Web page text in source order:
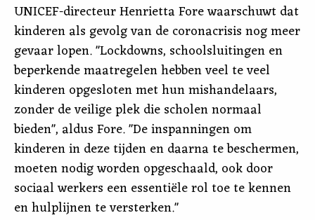
UNICEF-directeur Henrietta Fore waarschuwt dat
kinderen als gevolg van de coronacrisis nog meer
gevaar lopen. "Lockdowns, schoolsluitingen en
beperkende maatregelen hebben veel te veel
kinderen opgesloten met hun mishandelaars,
zonder de veilige plek die scholen normaal
bieden", aldus Fore. "De inspanningen om
kinderen in deze tijden en daarna te beschermen,
moeten nodig worden opgeschaald, ook door
sociaal werkers een essentiële rol toe te kennen
en hulplijnen te versterken."